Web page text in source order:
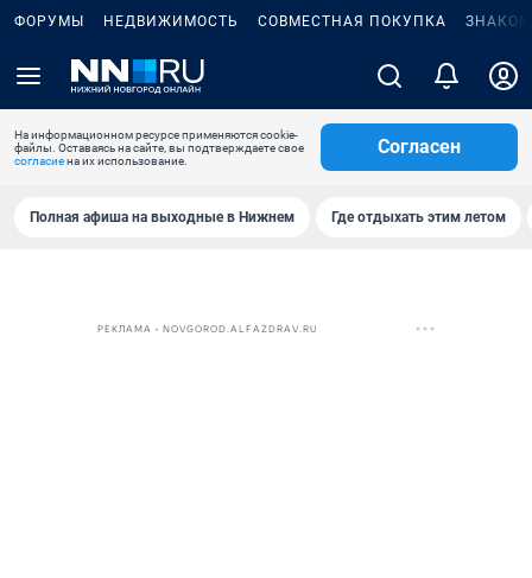
ФОРУМЫ НЕДВИЖИМОСТЬ СОВМЕСТНАЯ ПОКУПКА
На информационном ресурсе применяются cookie-
файлы. Оставаясь на сайте, вы подтверждаете свое
согласиена их использование.
Согласен
Полная афиша на выходные в Нижнем Где отдыхать этим летом
РЕКЛАМА • NOVGOROD.ALFAZDRAV.RU